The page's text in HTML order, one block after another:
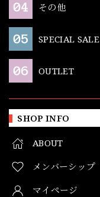
その他
SPECIAL SALE
OUTLET
SHOP INFO
ABOUT
メンバーシップ
マイページ